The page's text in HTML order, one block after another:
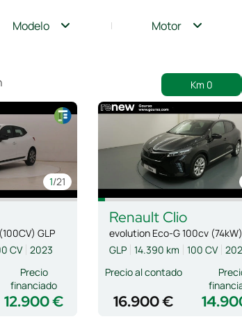
Modelo Motor
Km 0
1/21
GLP
CV 2023
12.900 €
Precio
financiado
Renault Clio
evolution Eco-G 100cv (74kW)
GLP 14.390 km 100 CV
Precio al contado
16.900 €